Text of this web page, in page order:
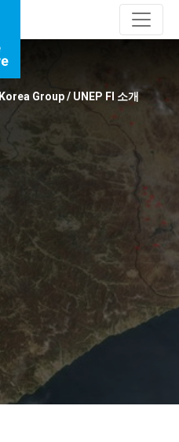
Korea Group/ UNEP FI 소개